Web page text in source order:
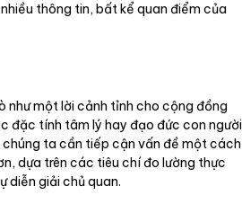
thông tin, bất kể quan điểm của
như một lời cảnh tỉnh cho cộng đồng
đặc tính tâm lý hay đạo đức con người
ta cần tiếp cận vấn đề một cách
dựa trên các tiêu chí đo lường thực
diễn giải chủ quan.